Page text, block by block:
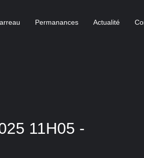
Permanances Actualité
11H05 -